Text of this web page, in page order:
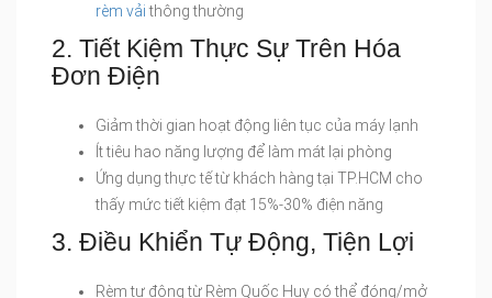
rèm vảithông thường
2. Tiết Kiệm Thực Sự Trên Hóa
Đơn Điện
Giảm thời gian hoạt động liên tục của máy lạnh
Ít tiêu hao năng lượng để làm mát lại phòng
Ứng dụng thực tế từ khách hàng tại TP.HCM cho
thấy mức tiết kiệm đạt 15%-30% điện năng
3. Điều Khiển Tự Động, Tiện Lợi
Rèm tự động từ Rèm Quốc Huy có thể đóng/mở